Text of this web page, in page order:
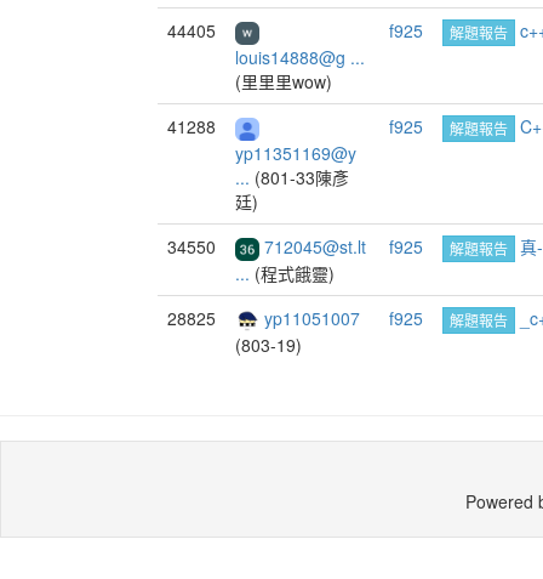
44405
louis14888@g ...
(里里里wow)
f925 解題報告
41288
yp11351169@y
... (801-33陳彥
廷)
f925 解題報告
34550
712045@st.lt
... (程式餓靈)
f925 解題報告 真
28825
yp11051007
(803-19)
f925 解題報告
Powered